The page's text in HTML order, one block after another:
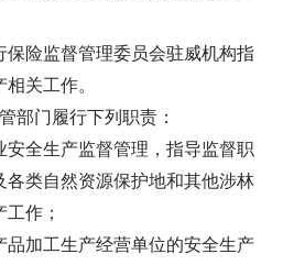
保险监督管理委员会驻威机构指
关工作。
部门履行下列职责：
安全生产监督管理，指导监督职
各类自然资源保护地和其他涉林
作；
品加工生产经营单位的安全生产